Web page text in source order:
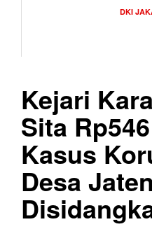
Kejari
Sita
Kasus
Desa